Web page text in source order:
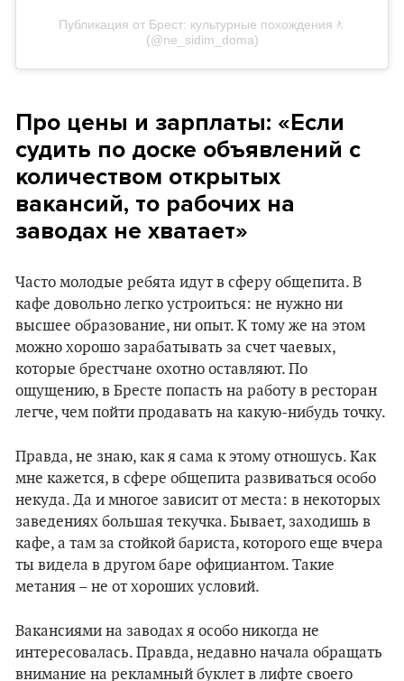
Публикация от Брест: культурные похождения🚶
(@ne_sidim_doma)
Про цены и зарплаты: «Если
судить по доске объявлений с
количеством открытых
вакансий, то рабочих на
заводах не хватает»
Часто молодые ребята идут в сферу общепита. В
кафе довольно легко устроиться: не нужно ни
высшее образование, ни опыт. К тому же на этом
можно хорошо зарабатывать за счет чаевых,
которые брестчане охотно оставляют. По
ощущению, в Бресте попасть на работу в ресторан
легче, чем пойти продавать на какую-нибудь точку.
Правда, не знаю, как я сама к этому отношусь. Как
мне кажется, в сфере общепита развиваться особо
некуда. Да и многое зависит от места: в некоторых
заведениях большая текучка. Бывает, заходишь в
кафе, а там за стойкой бариста, которого еще вчера
ты видела в другом баре официантом. Такие
метания – не от хороших условий.
Вакансиями на заводах я особо никогда не
интересовалась. Правда, недавно начала обращать
внимание на рекламный буклет в лифте своего